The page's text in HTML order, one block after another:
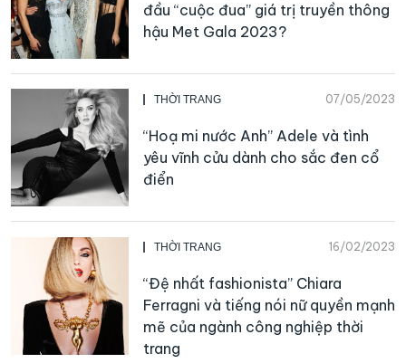
đầu “cuộc đua” giá trị truyền thông
hậu Met Gala 2023?
THỜI TRANG 07/05/2023
“Hoạ mi nước Anh” Adele và tình
yêu vĩnh cửu dành cho sắc đen cổ
điển
THỜI TRANG 16/02/2023
“Đệ nhất fashionista” Chiara
Ferragni và tiếng nói nữ quyền mạnh
mẽ của ngành công nghiệp thời
trang